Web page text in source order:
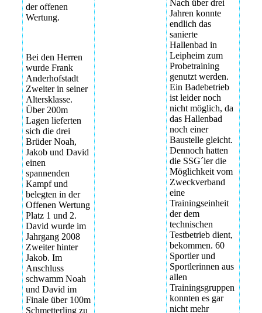
der offenen
Wertung.
Bei den Herren
wurde Frank
Anderhofstadt
Zweiter in seiner
Altersklasse.
Über 200m
Lagen lieferten
sich die drei
Brüder Noah,
Jakob und David
einen
spannenden
Kampf und
belegten in der
Offenen Wertung
Platz 1 und 2.
David wurde im
Jahrgang 2008
Zweiter hinter
Jakob. Im
Anschluss
schwamm Noah
und David im
Finale über 100m
Schmetterling zu
Nach über drei
Jahren konnte
endlich das
sanierte
Hallenbad in
Leipheim zum
Probetraining
genutzt werden.
Ein Badebetrieb
ist leider noch
nicht möglich, da
das Hallenbad
noch einer
Baustelle gleicht.
Dennoch hatten
die SSG´ler die
Möglichkeit vom
Zweckverband
eine
Trainingseinheit
der dem
technischen
Testbetrieb dient,
bekommen. 60
Sportler und
Sportlerinnen aus
allen
Trainingsgruppen
konnten es gar
nicht mehr